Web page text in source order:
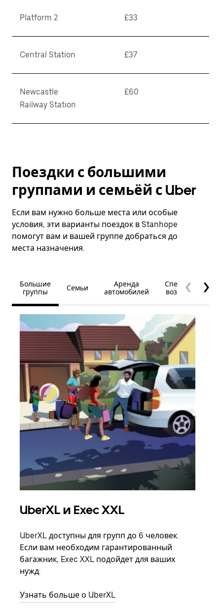
Platform 2 £33
Central Station £37
Newcastle
Railway Station
£60
Поездки с большими
группами и семьёй с Uber
Если вам нужно больше места или особые
условия, эти варианты поездок в Stanhope
помогут вам и вашей группе добраться до
места назначения.
Большие
группы
Семьи
Аренда
автомобилей
Специальные
возможности
UberXL и Exec XXL
UberXL доступны для групп до 6 человек.
Если вам необходим гарантированный
багажник, Exec XXL подойдет для ваших
нужд.
Узнать больше о UberXL